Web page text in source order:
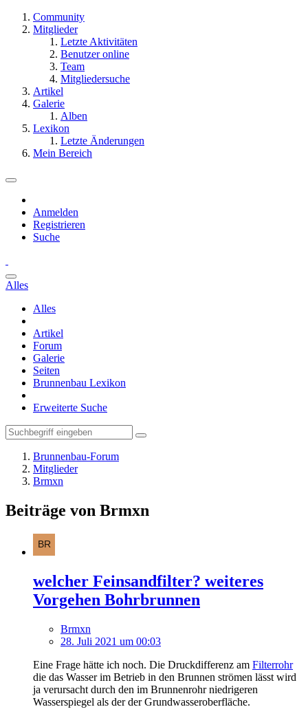
Community
Mitglieder
Letzte Aktivitäten
Benutzer online
Team
Mitgliedersuche
Artikel
Galerie
Alben
Lexikon
Letzte Änderungen
Mein Bereich
Anmelden
Registrieren
Suche
Alles
Alles
Artikel
Forum
Galerie
Seiten
Brunnenbau Lexikon
Erweiterte Suche
Brunnenbau-Forum
Mitglieder
Brmxn
Beiträge von Brmxn
welcher Feinsandfilter? weiteres
Vorgehen Bohrbrunnen
Brmxn
28. Juli 2021 um 00:03
Eine Frage hätte ich noch. Die Druckdifferenz am Filterrohr
die das Wasser im Betrieb in den Brunnen strömen lässt wird
ja verursacht durch den im Brunnenrohr niedrigeren
Wasserspiegel als der der Grundwasseroberfläche.